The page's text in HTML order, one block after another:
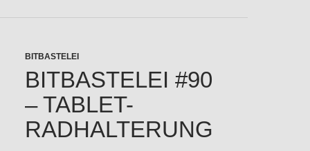
BITBASTELEI
BITBASTELEI #90
– TABLET-
RADHALTERUNG